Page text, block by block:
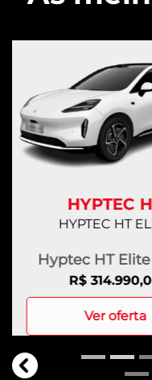
Aion
Veja